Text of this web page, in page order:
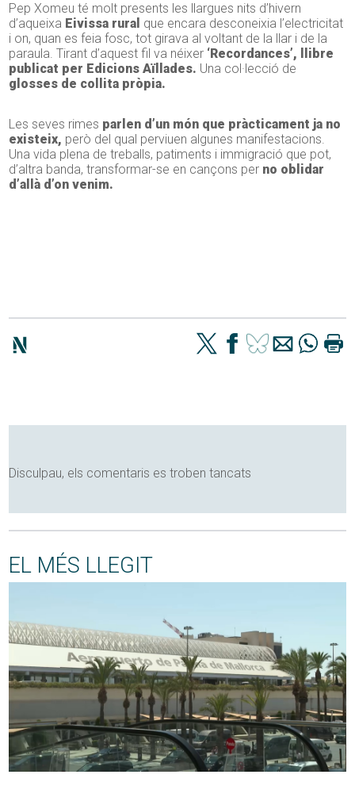
Pep Xomeu té molt presents les llargues nits d’hivern
d’aqueixa Eivissa rural que encara desconeixia l’electricitat
i on, quan es feia fosc, tot girava al voltant de la llar i de la
paraula. Tirant d’aquest fil va néixer ‘Recordances’, llibre
publicat per Edicions Aïllades. Una col·lecció de
glosses de collita pròpia.
Les seves rimes parlen d’un món que pràcticament ja no
existeix, però del qual perviuen algunes manifestacions.
Una vida plena de treballs, patiments i immigració que pot,
d’altra banda, transformar-se en cançons per no oblidar
d’allà d’on venim.
Disculpau, els comentaris es troben tancats
EL MÉS LLEGIT